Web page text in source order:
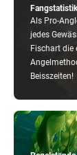
Als Pro-
jedes
Fischart die
Beisszeiten!